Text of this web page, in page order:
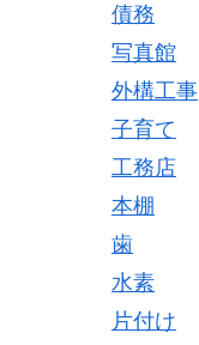
債務
写真館
外構工事
子育て
工務店
本棚
歯
水素
片付け